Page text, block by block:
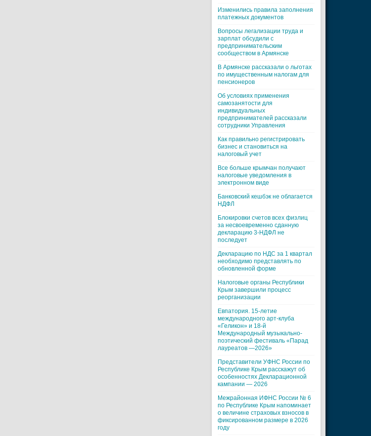
Изменились правила заполнения
платежных документов
Вопросы легализации труда и
зарплат обсудили с
предпринимательским
сообществом в Армянске
В Армянске рассказали о льготах
по имущественным налогам для
пенсионеров
Об условиях применения
самозанятости для
индивидуальных
предпринимателей рассказали
сотрудники Управления
Как правильно регистрировать
бизнес и становиться на
налоговый учет
Все больше крымчан получают
налоговые уведомления в
электронном виде
Банковский кешбэк не облагается
НДФЛ
Блокировки счетов всех физлиц
за несвоевременно сданную
декларацию 3-НДФЛ не
последует
Декларацию по НДС за 1 квартал
необходимо представлять по
обновленной форме
Налоговые органы Республики
Крым завершили процесс
реорганизации
Евпатория. 15-летие
международного арт-клуба
«Геликон» и 18-й
Международный музыкально-
поэтический фестиваль «Парад
лауреатов —2026»
Представители УФНС России по
Республике Крым расскажут об
особенностях Декларационной
кампании — 2026
Межрайонная ИФНС России № 6
по Республике Крым напоминает
о величине страховых взносов в
фиксированном размере в 2026
году